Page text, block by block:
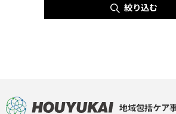
絞り込む
地域包括ケア